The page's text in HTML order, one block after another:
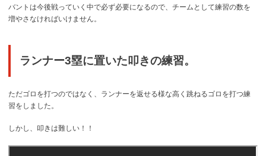
バントは今後戦っていく中で必ず必要になるので、チームとして練習の数を
増やさなければいけません。
ランナー3塁に置いた叩きの練習。
ただゴロを打つのではなく、ランナーを返せる様な高く跳ねるゴロを打つ練
習をしました。
しかし、叩きは難しい！！